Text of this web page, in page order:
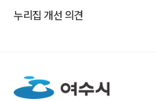
누리집 개선 의견